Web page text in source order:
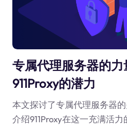
专属代理服务器的
911Proxy的潜力
本文探讨了专属代理服务器
介绍911Proxy在这一充满活力